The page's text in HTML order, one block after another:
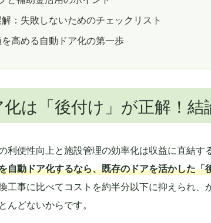
：失敗しないためのチェックリスト
高める自動ドア化の第一歩
は「後付け」が正解！結
利便性向上と施設管理の効率化は収益に直結す
自動ドア化するなら、既存のドアを活かした「
工事に比べてコストを約半分以下に抑えられ、
どないからです。